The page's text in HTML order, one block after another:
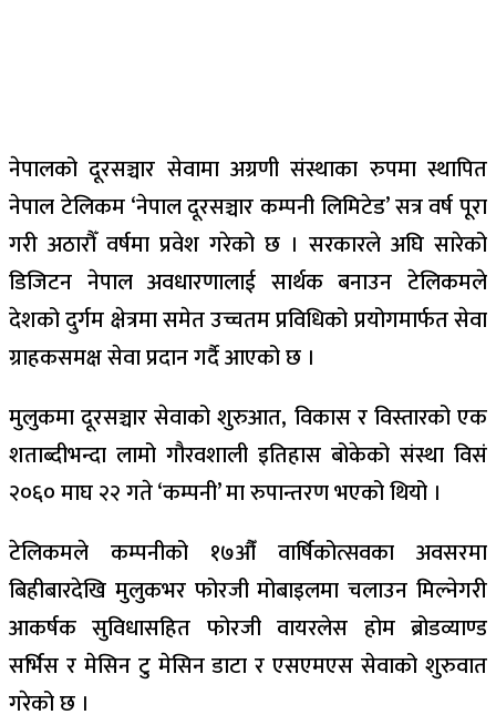
नेपालको दूरसञ्चार सेवामा अग्रणी संस्थाका रुपमा स्थापित
नेपाल टेलिकम ‘नेपाल दूरसञ्चार कम्पनी लिमिटेड’ सत्र वर्ष पूरा
गरी अठारौँ वर्षमा प्रवेश गरेको छ । सरकारले अघि सारेको
डिजिटन नेपाल अवधारणालाई सार्थक बनाउन टेलिकमले
देशको दुर्गम क्षेत्रमा समेत उच्चतम प्रविधिको प्रयोगमार्फत सेवा
ग्राहकसमक्ष सेवा प्रदान गर्दै आएको छ ।
मुलुकमा दूरसञ्चार सेवाको शुरुआत, विकास र विस्तारको एक
शताब्दीभन्दा लामो गौरवशाली इतिहास बोकेको संस्था विसं
२०६० माघ २२ गते ‘कम्पनी’ मा रुपान्तरण भएको थियो ।
टेलिकमले कम्पनीको १७औँ वार्षिकोत्सवका अवसरमा
बिहीबारदेखि मुलुकभर फोरजी मोबाइलमा चलाउन मिल्नेगरी
आकर्षक सुविधासहित फोरजी वायरलेस होम ब्रोडव्याण्ड
सर्भिस र मेसिन टु मेसिन डाटा र एसएमएस सेवाको शुरुवात
गरेको छ ।